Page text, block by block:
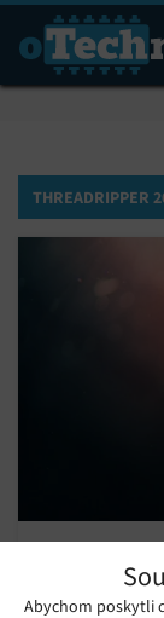
Abychom poskytli
THREADRIPPER
Pondělí 12. 08. 2024